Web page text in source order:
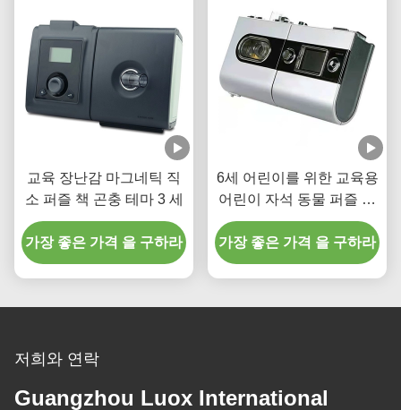
교육 장난감 마그네틱 직
소 퍼즐 책 곤충 테마 3 세
가장 좋은 가격 을 구하라
6세 어린이를 위한 교육용
어린이 자석 동물 퍼즐 바
다 유치원 학습 장난감
가장 좋은 가격 을 구하라
저희와 연락
Guangzhou Luox International